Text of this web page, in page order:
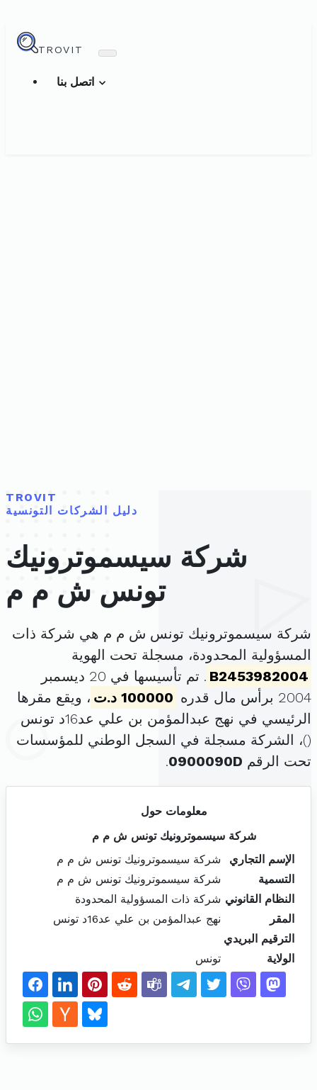
TROVIT
TROVIT
دليل الشركات التونسية
شركة سيسموترونيك
تونس ش م م
شركة سيسموترونيك تونس ش م م هي شركة ذات
المسؤولية المحدودة، مسجلة تحت الهوية
B2453982004
. تم تأسيسها في 20 ديسمبر
2004 برأس مال قدره
100000 د.ت
، ويقع مقرها
الرئيسي في نهج عبدالمؤمن بن علي عد16د تونس
()، الشركة مسجلة في السجل الوطني للمؤسسات
تحت الرقم 0900090D
.
معلومات حول
شركة سيسموترونيك تونس ش م م
الإسم التجاري
شركة سيسموترونيك تونس ش م م
التسمية
شركة سيسموترونيك تونس ش م م
النظام القانوني شركة ذات المسؤولية المحدودة
المقر
نهج عبدالمؤمن بن علي عد16د تونس
الترقيم البريدي
الولاية
تونس